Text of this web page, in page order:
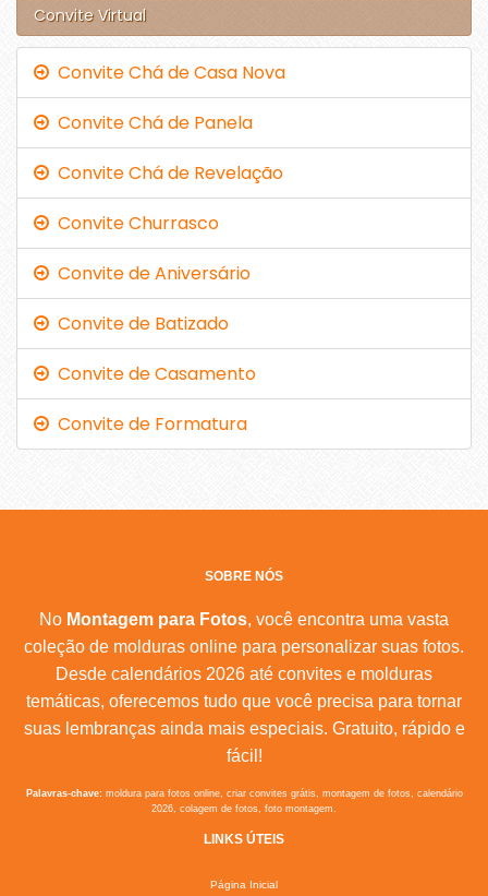
Convite Virtual
Convite Chá de Casa Nova
Convite Chá de Panela
Convite Chá de Revelação
Convite Churrasco
Convite de Aniversário
Convite de Batizado
Convite de Casamento
Convite de Formatura
SOBRE NÓS
No Montagem para Fotos, você encontra uma vasta
coleção de molduras online para personalizar suas fotos.
Desde calendários 2026 até convites e molduras
temáticas, oferecemos tudo que você precisa para tornar
suas lembranças ainda mais especiais. Gratuito, rápido e
fácil!
Palavras-chave:moldura para fotos online, criar convites grátis, montagem de fotos, calendário
2026, colagem de fotos, foto montagem.
LINKS ÚTEIS
Página Inicial